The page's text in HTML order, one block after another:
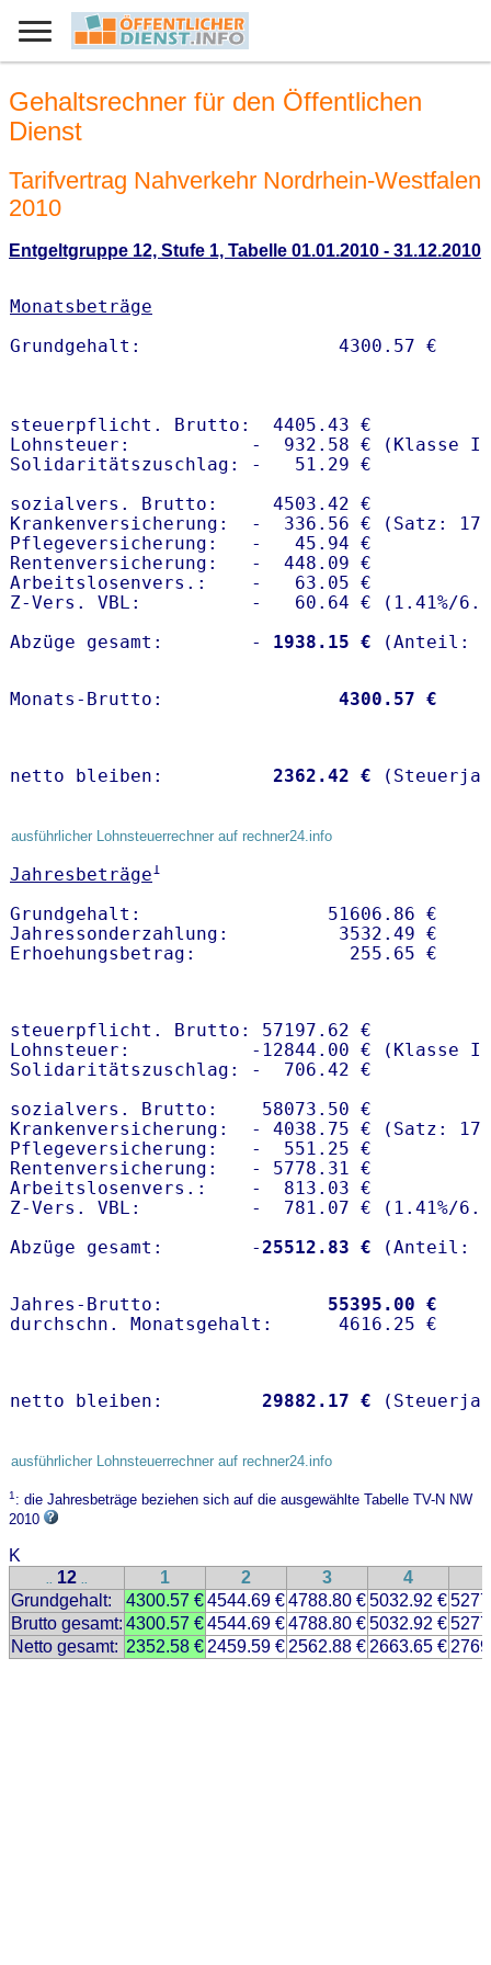
Gehaltsrechner für den Öffentlichen
Dienst
Tarifvertrag Nahverkehr Nordrhein-Westfalen
2010
Entgeltgruppe 12, Stufe 1, Tabelle 01.01.2010 - 31.12.2010
Monatsbeträge
steuerpflicht. Brutto:  4405.43 €
Lohnsteuer:           -  932.58 € (Klasse I)
Solidaritätszuschlag: -   51.29 €
sozialvers. Brutto:     4503.42 €
Krankenversicherung:  -  336.56 € (Satz:
Pflegeversicherung:   -   45.94 €
Rentenversicherung:   -  448.09 €
Arbeitslosenvers.:    -   63.05 €
Z-Vers. VBL:          -   60.64 € ( 1.41%/
Abzüge gesamt:        -
1938.15 €
Monats-Brutto: 4300.57 €
netto bleiben: 2362.42 €
ausführlicher Lohnsteuerrechner auf rechner24.info
Jahresbeträge1
Grundgehalt:                 51606.86 €
Jahressonderzahlung:          3532.49 €
steuerpflicht. Brutto: 57197.62 €
Lohnsteuer:           -12844.00 € (Klasse I)
Solidaritätszuschlag: -  706.42 €
sozialvers. Brutto:    58073.50 €
Krankenversicherung:  - 4038.75 € (Satz:
Pflegeversicherung:   -  551.25 €
Rentenversicherung:   - 5778.31 €
Arbeitslosenvers.:    -  813.03 €
Z-Vers. VBL:          -  781.07 € ( 1.41%/
Abzüge gesamt:        -25512.83 €
Jahres-Brutto: 55395.00 €
netto bleiben: 29882.17 €
ausführlicher Lohnsteuerrechner auf rechner24.info
1: die Jahresbeträge beziehen sich auf die ausgewählte Tabelle TV-N NW
2010
K
.. 12 .. 1 2 3 4
Grundgehalt:
4300.57 €4544.69 €4788.80 €5032.92 €
Brutto gesamt: 4300.57 €4544.69 €4788.80 €5032.92 €
Netto gesamt: 2352.58 € 2459.59 € 2562.88 € 2663.65 €